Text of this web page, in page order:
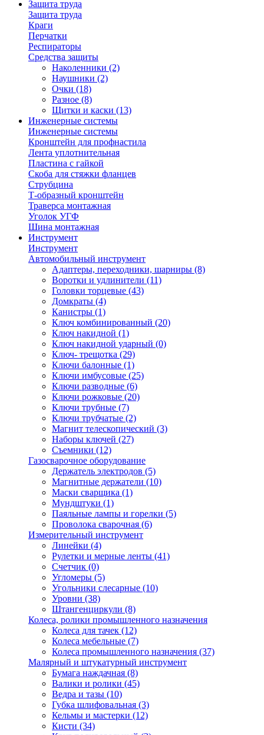
Защита труда
Защита труда
Краги
Перчатки
Респираторы
Средства защиты
Наколенники (2)
Наушники (2)
Очки (18)
Разное (8)
Щитки и каски (13)
Инженерные системы
Инженерные системы
Кронштейн для профнастила
Лента уплотнительная
Пластина с гайкой
Скоба для стяжки фланцев
Струбцина
Т-образный кронштейн
Траверса монтажная
Уголок УГФ
Шина монтажная
Инструмент
Инструмент
Автомобильный инструмент
Адаптеры, переходники, шарниры (8)
Воротки и удлинители (11)
Головки торцевые (43)
Домкраты (4)
Канистры (1)
Ключ комбинированный (20)
Ключ накидной (1)
Ключ накидной ударный (0)
Ключ- трещотка (29)
Ключи балонные (1)
Ключи имбусовые (25)
Ключи разводные (6)
Ключи рожковые (20)
Ключи трубные (7)
Ключи трубчатые (2)
Магнит телескопический (3)
Наборы ключей (27)
Съемники (12)
Газосварочное оборудование
Держатель электродов (5)
Магнитные держатели (10)
Маски сварщика (1)
Мундштуки (1)
Паяльные лампы и горелки (5)
Проволока сварочная (6)
Измерительный инструмент
Линейки (4)
Рулетки и мерные ленты (41)
Счетчик (0)
Угломеры (5)
Угольники слесарные (10)
Уровни (38)
Штангенциркули (8)
Колеса, ролики промышленного назначения
Колеса для тачек (12)
Колеса мебельные (7)
Колеса промышленного назначения (37)
Малярный и штукатурный инструмент
Бумага наждачная (8)
Валики и ролики (45)
Ведра и тазы (10)
Губка шлифовальная (3)
Кельмы и мастерки (12)
Кисти (34)